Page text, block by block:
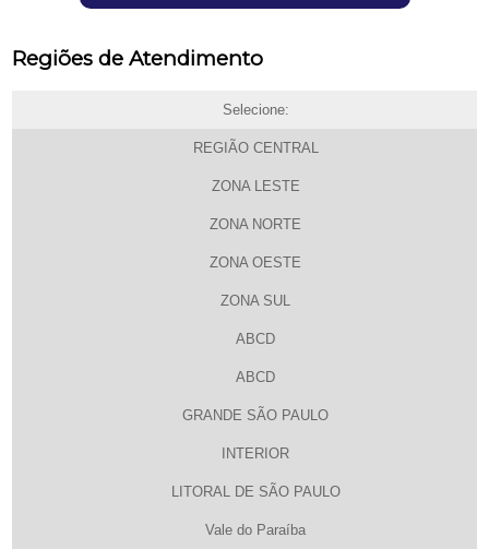
Regiões de Atendimento
Selecione:
REGIÃO CENTRAL
ZONA LESTE
ZONA NORTE
ZONA OESTE
ZONA SUL
ABCD
ABCD
GRANDE SÃO PAULO
INTERIOR
LITORAL DE SÃO PAULO
Vale do Paraíba